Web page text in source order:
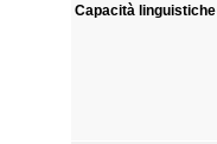
Capacità linguistiche